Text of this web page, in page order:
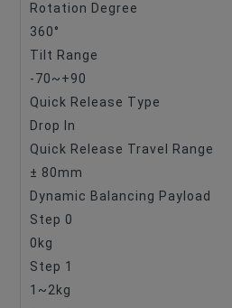
Rotation Degree
360°
Tilt Range
-70~+90
Quick Release Type
Drop In
Quick Release Travel Range
± 80mm
Dynamic Balancing Payload
Step 0
0kg
Step 1
1~2kg